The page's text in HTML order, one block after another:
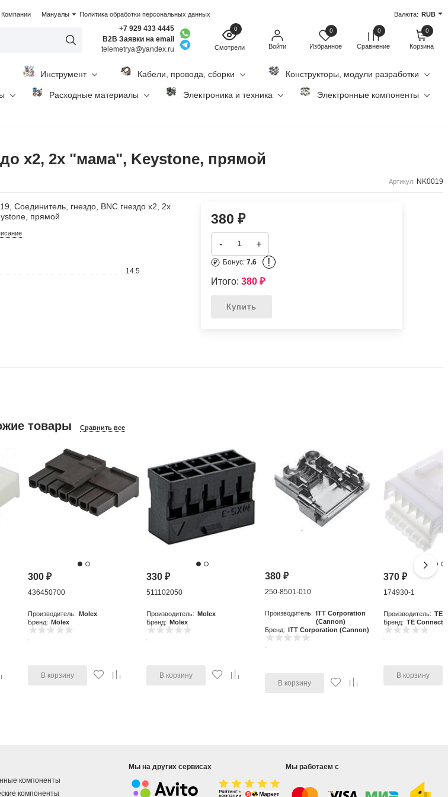
Мануалы Политика обработки персональных данных Валюта: RUB
+7 929 433 4445
B2B Заявки на email
telemetrya@yandex.ru
0
Смотрели Войти
0
Избранное
0
Сравнение
0
Корзина
Инструмент Кабели, провода, сборки Конструкторы, модули разработки
Расходные материалы Электроника и техника Электронные компоненты
x2, 2x "мама", Keystone, прямой
Артикул: NK0019
Соединитель, гнездо, BNC гнездо x2, 2x
прямой
14.5
380 ₽
- +
Бонус: 7.6 !
Итого: 380 ₽
Купить
товары Сравнить все
300₽
436450700
Производитель:
Molex
Бренд:
Molex
В корзину
330₽
511102050
Производитель:
Molex
Бренд:
Molex
В корзину
380₽
250-8501-010
Производитель:
ITT Corporation
(Cannon)
Бренд:
ITT Corporation (Cannon)
В корзину
370₽
174930-1
Производитель: TE
Бренд: TE
В корзину
компоненты
компоненты
Мы на других сервисах Мы работаем с